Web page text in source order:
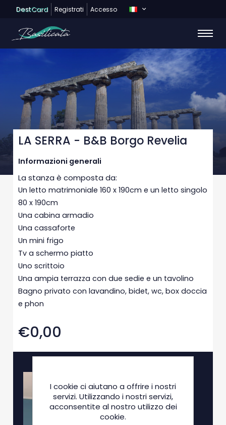
DestCard Registrati Accesso
LA SERRA - B&B Borgo Revelia
Informazioni generali
La stanza è composta da:
Un letto matrimoniale 160 x 190cm e un letto singolo
80 x 190cm
Una cabina armadio
Una cassaforte
Un mini frigo
Tv a schermo piatto
Uno scrittoio
Una ampia terrazza con due sedie e un tavolino
Bagno privato con lavandino, bidet, wc, box doccia
e phon
€0,00
I cookie ci aiutano a offrire i nostri
servizi. Utilizzando i nostri servizi,
acconsentite al nostro utilizzo dei
cookie.